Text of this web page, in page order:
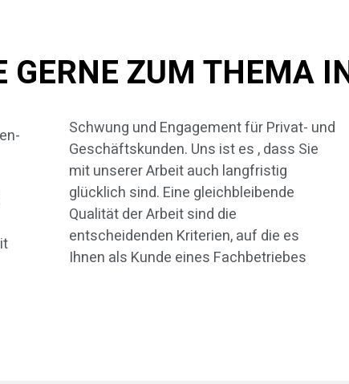
GERNE ZUM THEMA
Schwung und Engagement für Privat- und
Geschäftskunden. Uns ist es , dass Sie
mit unserer Arbeit auch langfristig
glücklich sind. Eine gleichbleibende
Qualität der Arbeit sind die
entscheidenden Kriterien, auf die es
Ihnen als Kunde eines Fachbetriebes
ankommt. Über das gesamte
Leistungspaket, das wir Ihnen anbieten,
erfahren Sie mehr auf dieser und den
nachfolgenden Seiten. Zunächst wollen
wir das Thema Innenausbau näher